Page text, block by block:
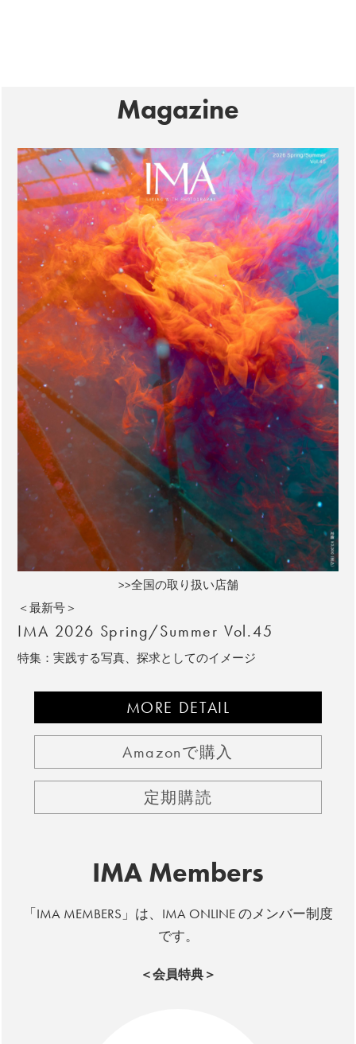
Magazine
>>全国の取り扱い店舗
＜最新号＞
IMA 2026 Spring/Summer Vol.45
特集：実践する写真、探求としてのイメージ
MORE DETAIL
Amazonで購入
定期購読
IMA Members
「IMA MEMBERS」は、IMA ONLINE のメンバー制度
です。
＜会員特典＞